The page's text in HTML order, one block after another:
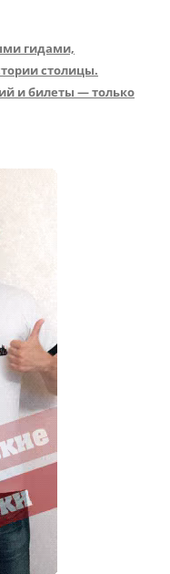
гидами,
столицы.
и билеты — только